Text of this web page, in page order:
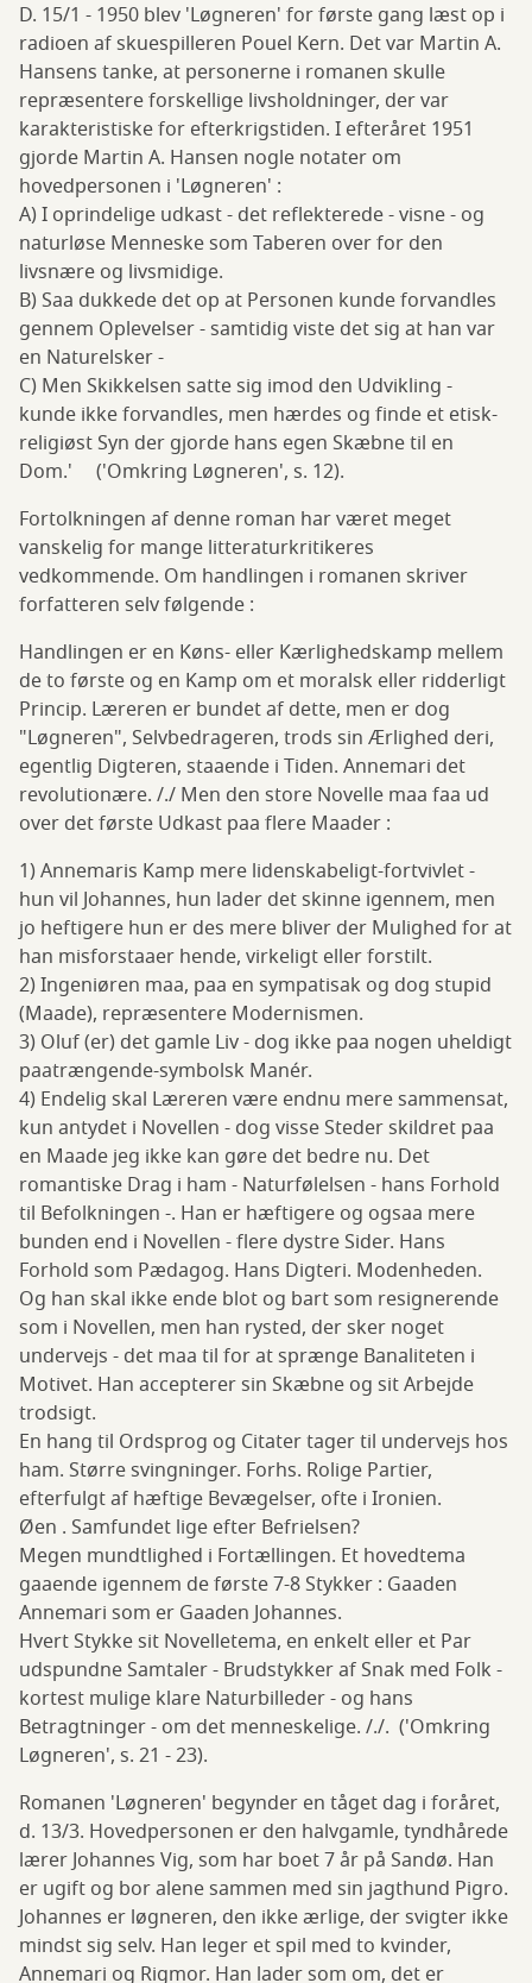
D. 15/1 - 1950 blev 'Løgneren' for første gang læst op i
radioen af skuespilleren Pouel Kern. Det var Martin A.
Hansens tanke, at personerne i romanen skulle
repræsentere forskellige livsholdninger, der var
karakteristiske for efterkrigstiden. I efteråret 1951
gjorde Martin A. Hansen nogle notater om
hovedpersonen i 'Løgneren' :
A) I oprindelige udkast - det reflekterede - visne - og
naturløse Menneske som Taberen over for den
livsnære og livsmidige.
B) Saa dukkede det op at Personen kunde forvandles
gennem Oplevelser - samtidig viste det sig at han var
en Naturelsker -
C) Men Skikkelsen satte sig imod den Udvikling -
kunde ikke forvandles, men hærdes og finde et etisk-
religiøst Syn der gjorde hans egen Skæbne til en
Dom.' ('Omkring Løgneren', s. 12).
Fortolkningen af denne roman har været meget
vanskelig for mange litteraturkritikeres
vedkommende. Om handlingen i romanen skriver
forfatteren selv følgende :
Handlingen er en Køns- eller Kærlighedskamp mellem
de to første og en Kamp om et moralsk eller ridderligt
Princip. Læreren er bundet af dette, men er dog
"Løgneren", Selvbedrageren, trods sin Ærlighed deri,
egentlig Digteren, staaende i Tiden. Annemari det
revolutionære. /./ Men den store Novelle maa faa ud
over det første Udkast paa flere Maader :
1) Annemaris Kamp mere lidenskabeligt-fortvivlet -
hun vil Johannes, hun lader det skinne igennem, men
jo heftigere hun er des mere bliver der Mulighed for at
han misforstaaer hende, virkeligt eller forstilt.
2) Ingeniøren maa, paa en sympatisak og dog stupid
(Maade), repræsentere Modernismen.
3) Oluf (er) det gamle Liv - dog ikke paa nogen uheldigt
paatrængende-symbolsk Manér.
4) Endelig skal Læreren være endnu mere sammensat,
kun antydet i Novellen - dog visse Steder skildret paa
en Maade jeg ikke kan gøre det bedre nu. Det
romantiske Drag i ham - Naturfølelsen - hans Forhold
til Befolkningen -. Han er hæftigere og ogsaa mere
bunden end i Novellen - flere dystre Sider. Hans
Forhold som Pædagog. Hans Digteri. Modenheden.
Og han skal ikke ende blot og bart som resignerende
som i Novellen, men han rysted, der sker noget
undervejs - det maa til for at sprænge Banaliteten i
Motivet. Han accepterer sin Skæbne og sit Arbejde
trodsigt.
En hang til Ordsprog og Citater tager til undervejs hos
ham. Større svingninger. Forhs. Rolige Partier,
efterfulgt af hæftige Bevægelser, ofte i Ironien.
Øen . Samfundet lige efter Befrielsen?
Megen mundtlighed i Fortællingen. Et hovedtema
gaaende igennem de første 7-8 Stykker : Gaaden
Annemari som er Gaaden Johannes.
Hvert Stykke sit Novelletema, en enkelt eller et Par
udspundne Samtaler - Brudstykker af Snak med Folk -
kortest mulige klare Naturbilleder - og hans
Betragtninger - om det menneskelige. /./. ('Omkring
Løgneren', s. 21 - 23).
Romanen 'Løgneren' begynder en tåget dag i foråret,
d. 13/3. Hovedpersonen er den halvgamle, tyndhårede
lærer Johannes Vig, som har boet 7 år på Sandø. Han
er ugift og bor alene sammen med sin jagthund Pigro.
Johannes er løgneren, den ikke ærlige, der svigter ikke
mindst sig selv. Han leger et spil med to kvinder,
Annemari og Rigmor. Han lader som om, det er